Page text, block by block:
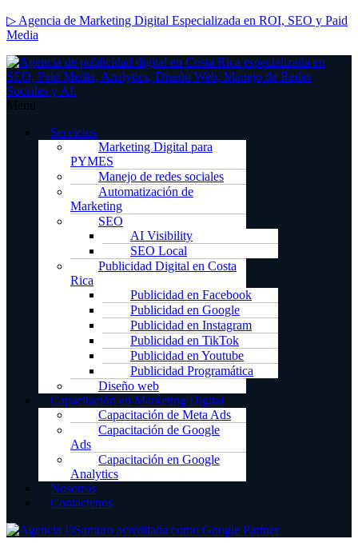
▷ Agencia de Marketing Digital Especializada en ROI, SEO y Paid
Media
Menu
Servicios
Marketing Digital para
PYMES
Manejo de redes sociales
Automatización de
Marketing
SEO
AI Visibility
SEO Local
Publicidad Digital en Costa
Rica
Publicidad en Facebook
Publicidad en Google
Publicidad en Instagram
Publicidad en TikTok
Publicidad en Youtube
Publicidad Programática
Diseño web
Capacitación en Marketing Digital
Capacitación de Meta Ads
Capacitación de Google
Ads
Capacitación en Google
Analytics
Nosotros
Contactenos